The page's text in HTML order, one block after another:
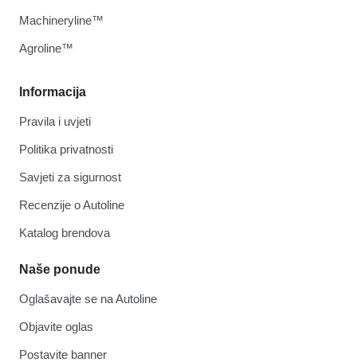
Informacija
Pravila i uvjeti
Politika privatnosti
Savjeti za sigurnost
Recenzije o Autoline
Katalog brendova
Naše ponude
Oglašavajte se na Autoline
Objavite oglas
Postavite banner
Machineryline™
Agroline™